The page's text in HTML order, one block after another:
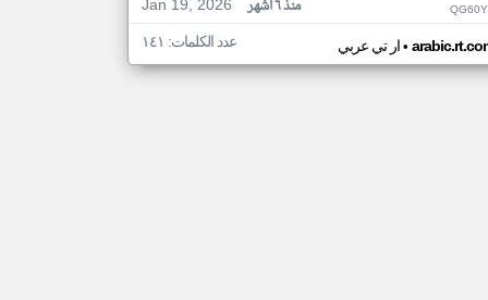
Jan 19, 2026
منذ ٦ أشهر
ار تي عربي• عدد الكلمات: ١٤١